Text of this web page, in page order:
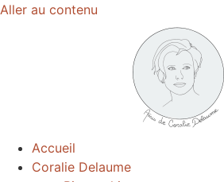
Aller au contenu
Accueil
Coralie Delaume